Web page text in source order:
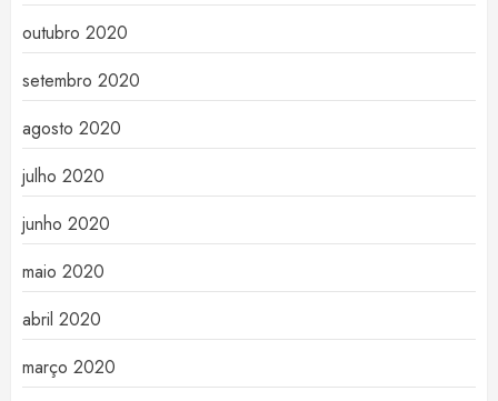
outubro 2020
setembro 2020
agosto 2020
julho 2020
junho 2020
maio 2020
abril 2020
março 2020